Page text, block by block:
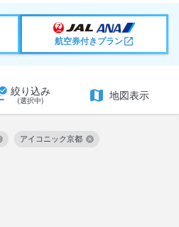
航空券付きプラン
絞り込み
(選択中) 地図表示
アイコニック京都
この絞り込み条件を解除